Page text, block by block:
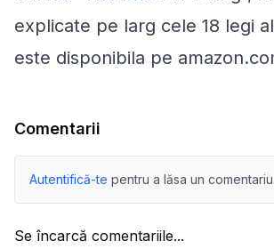
explicate pe larg cele 18 legi
este disponibila pe
Comentarii
Autentifică-te pentru a lăsa un comentariu.
Se încarcă comentariile...